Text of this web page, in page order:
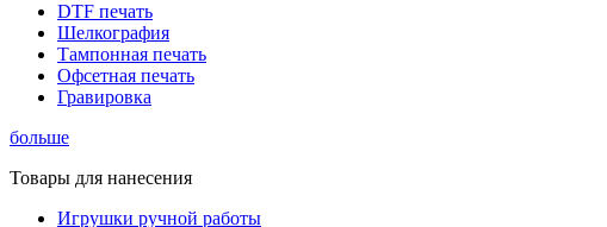
DTF печать
Шелкография
Тампонная печать
Офсетная печать
Гравировка
больше
Товары для нанесения
Игрушки ручной работы